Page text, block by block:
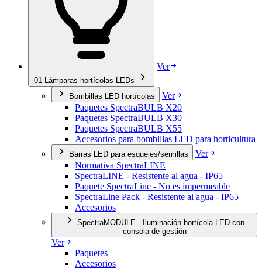
01 Lámparas hortícolas LEDs
Ver
Bombillas LED hortícolas
Ver
Paquetes SpectraBULB X20
Paquetes SpectraBULB X30
Paquetes SpectraBULB X55
Accesorios para bombillas LED para horticultura
Barras LED para esquejes/semillas
Ver
Normativa SpectraLINE
SpectraLINE - Resistente al agua - IP65
Paquete SpectraLine - No es impermeable
SpectraLine Pack - Resistente al agua - IP65
Accesorios
consola de gestión
Ver
Paquetes
Accesorios